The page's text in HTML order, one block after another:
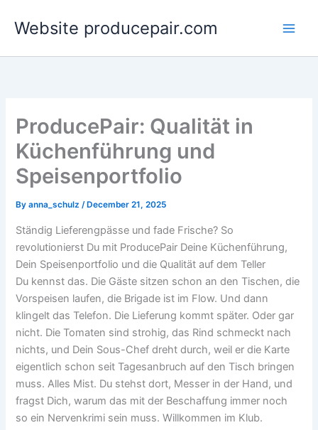
Website producepair.com
ProducePair: Qualität in
Küchenführung und
Speisenportfolio
Byanna_schulz/ December 21, 2025
Ständig Lieferengpässe und fade Frische? So
revolutionierst Du mit ProducePair Deine Küchenführung,
Dein Speisenportfolio und die Qualität auf dem Teller
Du kennst das. Die Gäste sitzen schon an den Tischen, die
Vorspeisen laufen, die Brigade ist im Flow. Und dann
klingelt das Telefon. Die Lieferung kommt später. Oder gar
nicht. Die Tomaten sind strohig, das Rind schmeckt nach
nichts, und Dein Sous-Chef dreht durch, weil er die Karte
eigentlich schon seit Tagesanbruch auf den Tisch bringen
muss. Alles Mist. Du stehst dort, Messer in der Hand, und
fragst Dich, warum das mit der Beschaffung immer noch
so ein Nervenkrimi sein muss. Willkommen im Klub.